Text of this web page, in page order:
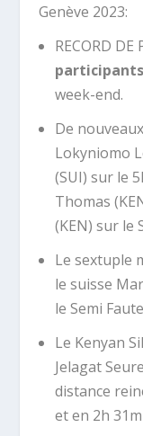
Genève 2023:
RECORD DE
participants
week-end.
De
Lokyniomo
(SUI) sur le
Thomas
(KEN) sur le
Le sextuple
le suisse
le Semi
Le Kenyan
Jelagat
distance
et en 2h